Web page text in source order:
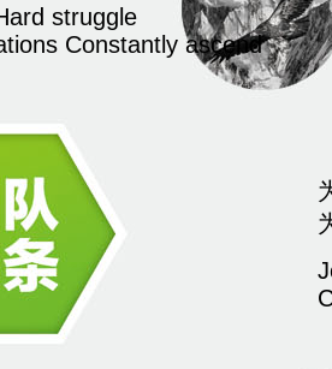
struggle
Constantly ascend